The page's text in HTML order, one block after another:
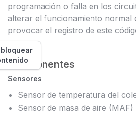
programación o falla en los
alterar el funcionamiento normal
provocar el registro de este
Componentes
Sensores
Sensor de temperatura del
Sensor de masa de aire (MAF)